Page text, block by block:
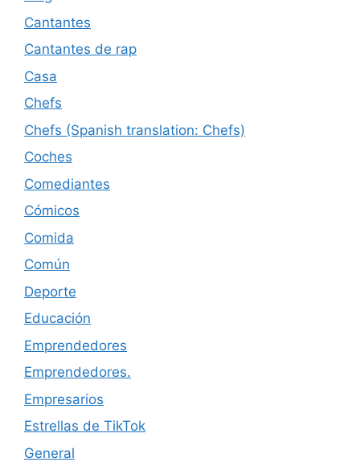
Cantantes
Cantantes de rap
Casa
Chefs
Chefs (Spanish translation: Chefs)
Coches
Comediantes
Cómicos
Comida
Común
Deporte
Educación
Emprendedores
Emprendedores.
Empresarios
Estrellas de TikTok
General